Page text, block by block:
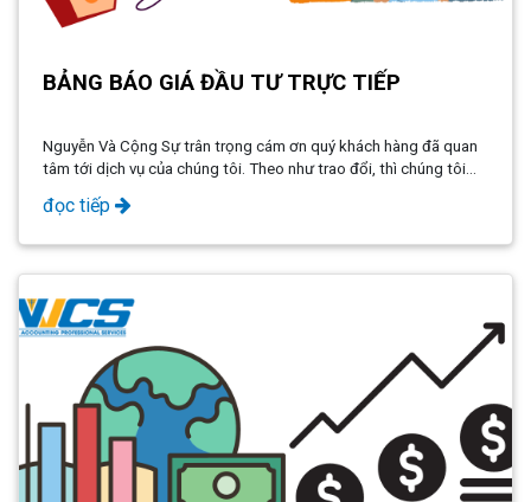
BẢNG BÁO GIÁ ĐẦU TƯ TRỰC TIẾP
Nguyễn Và Cộng Sự trân trọng cám ơn quý khách hàng đã quan
tâm tới dịch vụ của chúng tôi. Theo như trao đổi, thì chúng tôi
được biết bạn đang có nhu cầu thành lập công ty.
đọc tiếp